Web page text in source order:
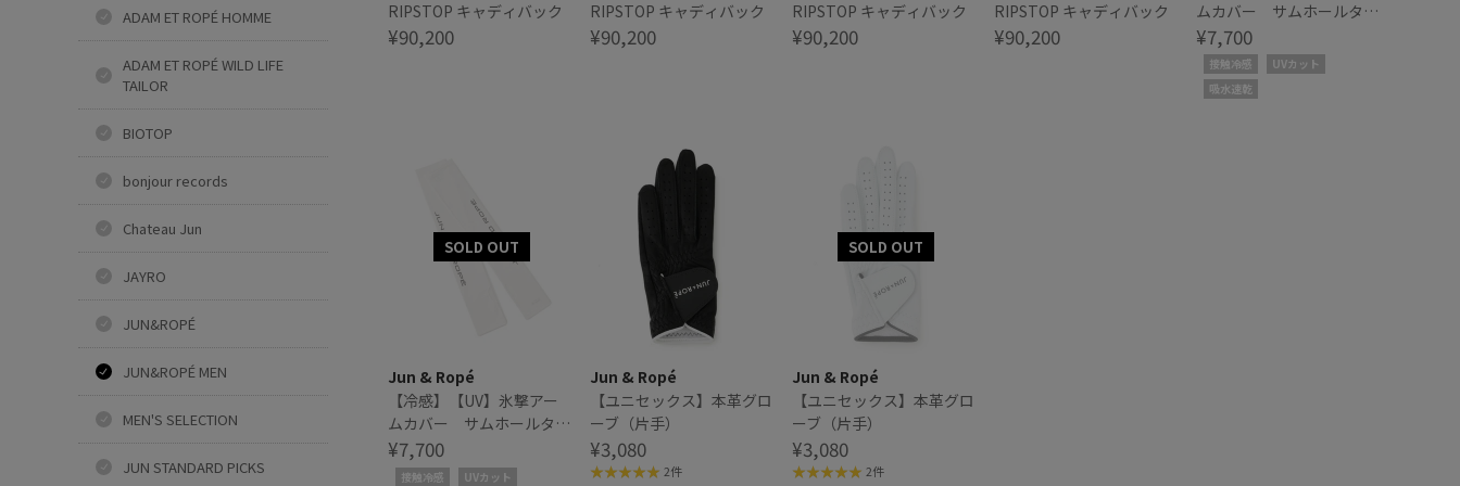
ADAM ET ROPÉ HOMME
ADAM ET ROPÉ WILD LIFE
TAILOR
BIOTOP
bonjour records
Chateau Jun
JAYRO
JUN&ROPÉ
JUN&ROPÉ MEN
MEN'S SELECTION
JUN STANDARD PICKS
RIPSTOP キャディバック
¥90,200
RIPSTOP キャディバック
¥90,200
RIPSTOP キャディバック
¥90,200
RIPSTOP キャディバック
¥90,200
ムカバー サムホールタイ
プ
¥7,700
接触冷感
UVカット
吸水速乾
Jun & Ropé
【冷感】【UV】氷撃アー
ムカバー サムホールタイ
プ
¥7,700
接触冷感
UVカット
Jun & Ropé
【ユニセックス】本革グロ
ーブ（片手）
¥3,080
2件
Jun & Ropé
【ユニセックス】本革グロ
ーブ（片手）
¥3,080
2件